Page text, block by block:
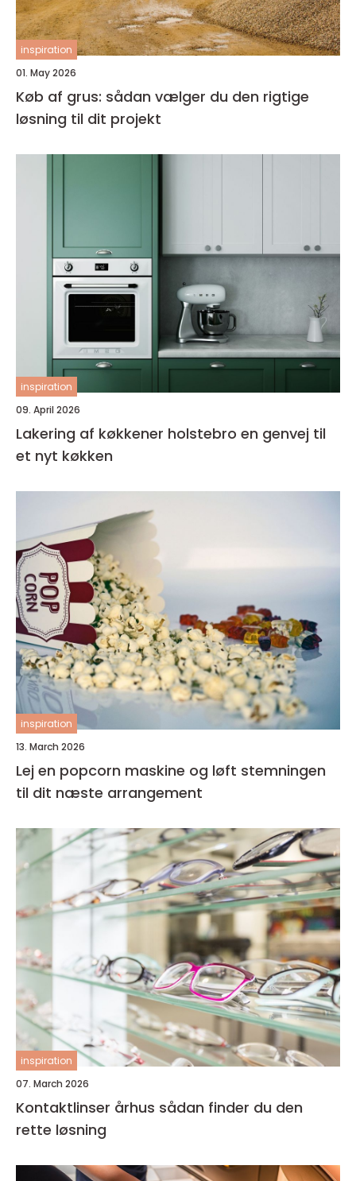
inspiration
01. May 2026
Køb af grus: sådan vælger du den rigtige
løsning til dit projekt
inspiration
09. April 2026
Lakering af køkkener holstebro en genvej til
et nyt køkken
inspiration
13. March 2026
Lej en popcorn maskine og løft stemningen
til dit næste arrangement
inspiration
07. March 2026
Kontaktlinser århus sådan finder du den
rette løsning